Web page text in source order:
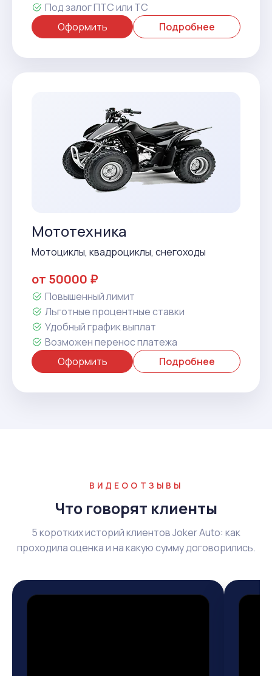
Под залог ПТС или ТС
Оформить
Подробнее
Мототехника
Мотоциклы, квадроциклы, снегоходы
от 50000 ₽
Повышенный лимит
Льготные процентные ставки
Удобный график выплат
Возможен перенос платежа
Оформить
Подробнее
ВИДЕООТЗЫВЫ
Что говорят клиенты
5 коротких историй клиентов Joker Auto: как
проходила оценка и на какую сумму договорились.